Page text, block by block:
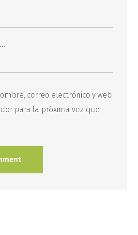
correo electrónico y web
para la próxima vez que